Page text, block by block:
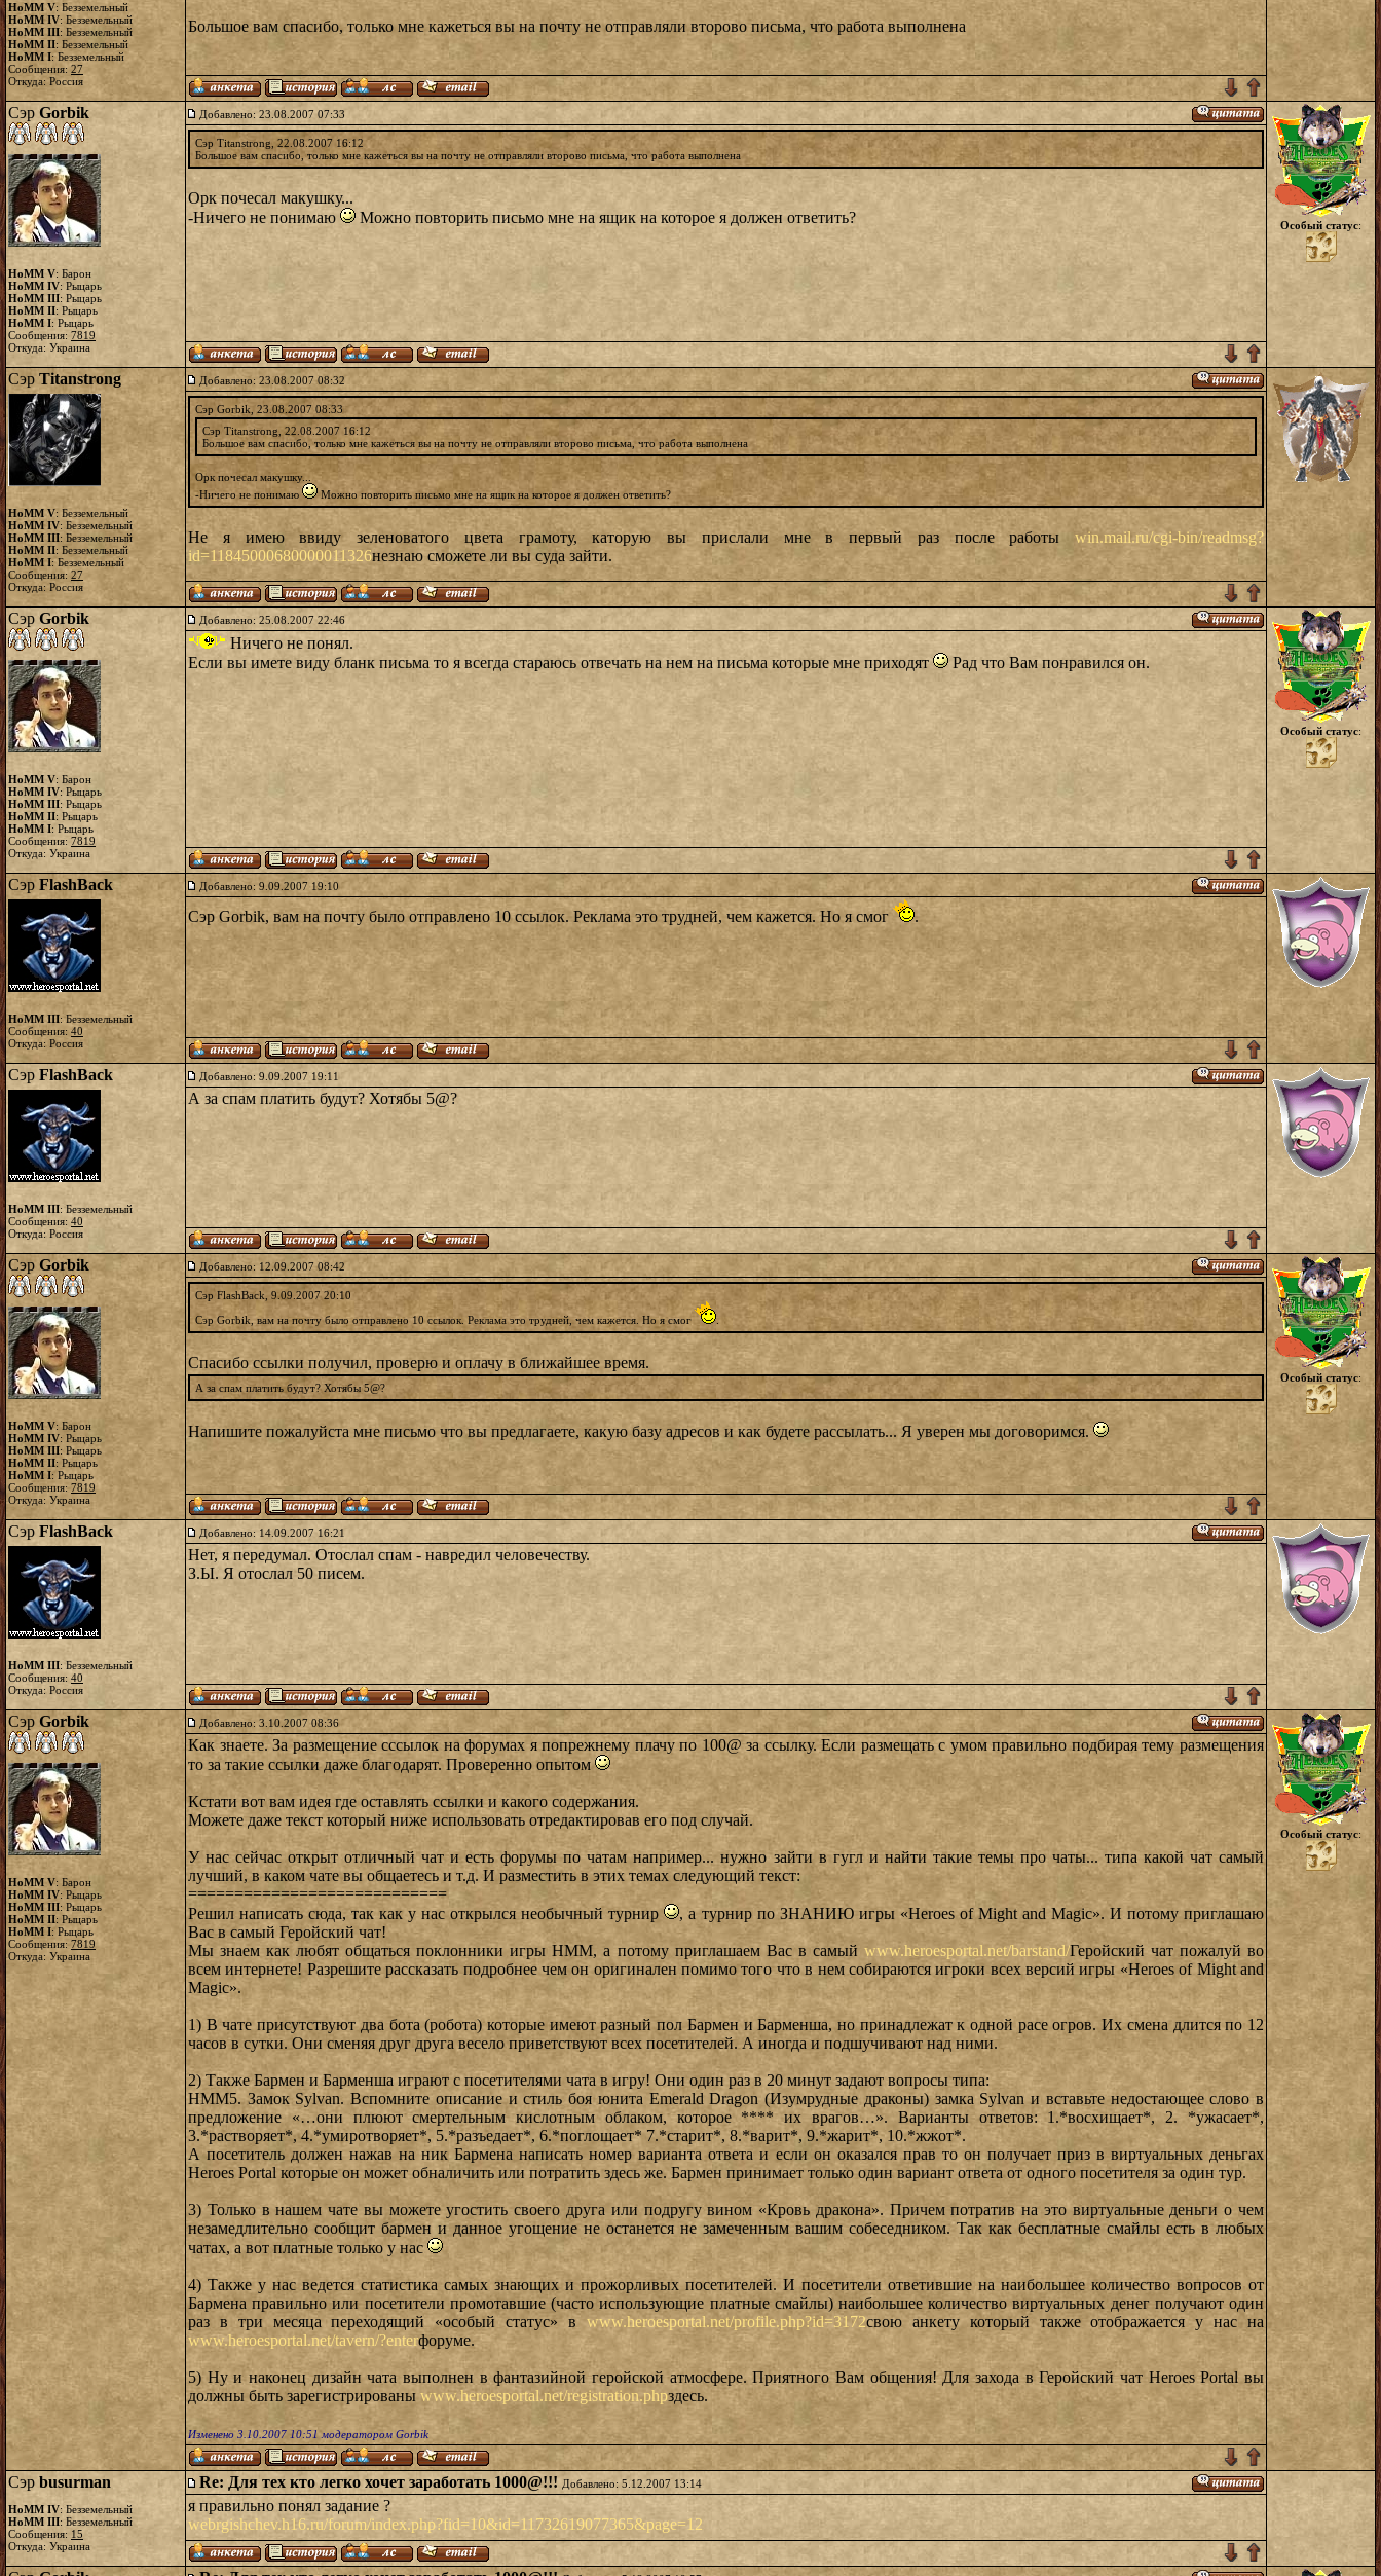
HoMM V: Безземельный
HoMM IV: Безземельный
HoMM III: Безземельный
HoMM II: Безземельный
HoMM I: Безземельный
Сообщения:27
Откуда: Россия
Большое вам спасибо, только мне кажеться вы на почту не отправляли второво письма, что работа выполнена
Сэр Gorbik
HoMM V: Барон
HoMM IV: Рыцарь
HoMM III: Рыцарь
HoMM II: Рыцарь
HoMM I: Рыцарь
Сообщения: 7819
Откуда: Украина
Добавлено: 23.08.2007 07:33
Сэр Titanstrong, 22.08.2007 16:12
Большое вам спасибо, только мне кажеться вы на почту не отправляли второво письма, что работа выполнена
Орк почесал макушку...
-Ничего не понимаю
Можно повторить письмо мне на ящик на которое я должен ответить? Особый статус:
Сэр Titanstrong
HoMM V: Безземельный
HoMM IV: Безземельный
HoMM III: Безземельный
HoMM II: Безземельный
HoMM I: Безземельный
Сообщения:27
Откуда: Россия
Добавлено: 23.08.2007 08:32
Сэр Gorbik, 23.08.2007 08:33
Сэр Titanstrong, 22.08.2007 16:12
Большое вам спасибо, только мне кажеться вы на почту не отправляли второво письма, что работа выполнена
Орк почесал макушку...
-Ничего не понимаю
Можно повторить письмо мне на ящик на которое я должен ответить?
Не я имею ввиду зеленоватого цвета грамоту, каторую вы прислали мне в первый раз после работы win.mail.ru/cgi-bin/readmsg?
id=11845000680000011326незнаю сможете ли вы суда зайти.
Сэр Gorbik
HoMM V: Барон
HoMM IV: Рыцарь
HoMM III: Рыцарь
HoMM II: Рыцарь
HoMM I: Рыцарь
Сообщения: 7819
Откуда: Украина
Добавлено: 25.08.2007 22:46
Ничего не понял.
Если вы имете виду бланк письма то я всегда стараюсь отвечать на нем на письма которые мне приходят
Рад что Вам понравился он.
Особый статус:
Сэр FlashBack
HoMM III: Безземельный
Сообщения: 40
Откуда: Россия
Добавлено: 9.09.2007 19:10
Сэр Gorbik, вам на почту было отправлено 10 ссылок. Реклама это трудней, чем кажется. Но я смог .
Сэр FlashBack
HoMM III: Безземельный
Сообщения: 40
Откуда: Россия
Добавлено: 9.09.2007 19:11
А за спам платить будут? Хотябы 5@?
Сэр Gorbik
HoMM V: Барон
HoMM IV: Рыцарь
HoMM III: Рыцарь
HoMM II: Рыцарь
HoMM I: Рыцарь
Сообщения: 7819
Откуда: Украина
Добавлено: 12.09.2007 08:42
Сэр FlashBack, 9.09.2007 20:10
Сэр Gorbik, вам на почту было отправлено 10 ссылок. Реклама это трудней, чем кажется. Но я смог
Спасибо ссылки получил, проверю и оплачу в ближайшее время.
А за спам платить будут? Хотябы 5@?
Напишите пожалуйста мне письмо что вы предлагаете, какую базу адресов и как будете рассылать... Я уверен мы договоримся.
Особый статус:
Сэр FlashBack
HoMM III: Безземельный
Сообщения: 40
Откуда: Россия
Добавлено: 14.09.2007 16:21
Нет, я передумал. Отослал спам - навредил человечеству.
З.Ы. Я отослал 50 писем.
Сэр Gorbik
HoMM V: Барон
HoMM IV: Рыцарь
HoMM III: Рыцарь
HoMM II: Рыцарь
HoMM I: Рыцарь
Сообщения: 7819
Откуда: Украина
Добавлено: 3.10.2007 08:36
Как знаете. За размещение сссылок на форумах я попрежнему плачу по 100@ за ссылку. Если размещать с умом правильно подбирая тему размещения
то за такие ссылки даже благодарят. Проверенно опытом
Кстати вот вам идея где оставлять ссылки и какого содержания.
Можете даже текст который ниже использовать отредактировав его под случай.
У нас сейчас открыт отличный чат и есть форумы по чатам например... нужно зайти в гугл и найти такие темы про чаты... типа какой чат самый
лучший, в каком чате вы общаетесь и т.д. И разместить в этих темах следующий текст:
============================
Решил написать сюда, так как у нас открылся необычный турнир
, а турнир по ЗНАНИЮ игры «Heroes of Might and Magic». И потому приглашаю
Вас в самый Геройский чат!
Мы знаем как любят общаться поклонники игры HMM, а потому приглашаем Вас в самый www.heroesportal.net/barstand/Геройский чат пожалуй во
всем интернете! Разрешите рассказать подробнее чем он оригинален помимо того что в нем собираются игроки всех версий игры «Heroes of Might and
Magic».
1) В чате присутствуют два бота (робота) которые имеют разный пол Бармен и Барменша, но принадлежат к одной расе огров. Их смена длится по 12
часов в сутки. Они сменяя друг друга весело приветствуют всех посетителей. А иногда и подшучивают над ними.
2) Также Бармен и Барменша играют с посетителями чата в игру! Они один раз в 20 минут задают вопросы типа:
HMM5. Замок Sylvan. Вспомните описание и стиль боя юнита Emerald Dragon (Изумрудные драконы) замка Sylvan и вставьте недостающее слово в
предложение «…они плюют смертельным кислотным облаком, которое **** их врагов…». Варианты ответов: 1.*восхищает*, 2. *ужасает*,
3.*растворяет*, 4.*умиротворяет*, 5.*разъедает*, 6.*поглощает* 7.*старит*, 8.*варит*, 9.*жарит*, 10.*жжот*.
А посетитель должен нажав на ник Бармена написать номер варианта ответа и если он оказался прав то он получает приз в виртуальных деньгах
Heroes Portal которые он может обналичить или потратить здесь же. Бармен принимает только один вариант ответа от одного посетителя за один тур.
3) Только в нашем чате вы можете угостить своего друга или подругу вином «Кровь дракона». Причем потратив на это виртуальные деньги о чем
незамедлительно сообщит бармен и данное угощение не останется не замеченным вашим собеседником. Так как бесплатные смайлы есть в любых
чатах, а вот платные только у нас
4) Также у нас ведется статистика самых знающих и прожорливых посетителей. И посетители ответившие на наибольшее количество вопросов от
Бармена правильно или посетители промотавшие (часто использующие платные смайлы) наибольшее количество виртуальных денег получают один
раз в три месяца переходящий «особый статус» в www.heroesportal.net/profile.php?id=3172свою анкету который также отображается у нас на
www.heroesportal.net/tavern/?enterфоруме.
5) Ну и наконец дизайн чата выполнен в фантазийной геройской атмосфере. Приятного Вам общения! Для захода в Геройский чат Heroes Portal вы
должны быть зарегистрированы www.heroesportal.net/registration.phpздесь.
Изменено 3.10.2007 10:51 модератором Gorbik
Особый статус:
Сэр busurman
HoMM IV: Безземельный
HoMM III: Безземельный
Сообщения: 15
Откуда: Украина
Re: Для тех кто легко хочет заработать 1000@!!! Добавлено: 5.12.2007 13:14
я правильно понял задание ?
webrgishchev.h16.ru/forum/index.php?fid=10&id=11732619077365&page=12